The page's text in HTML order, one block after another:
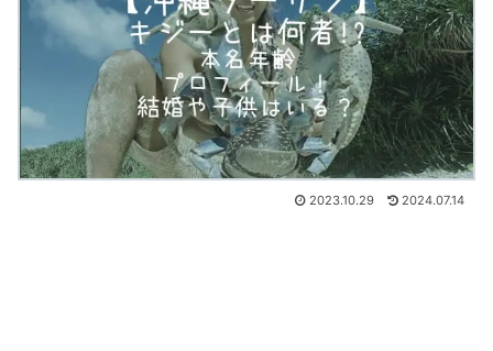
2023.10.29 2024.07.14